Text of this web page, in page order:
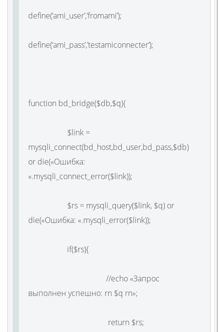
define(‘ami_user’,’fromami’);
define(‘ami_pass’,’testamiconnecter’);
function bd_bridge($db,$q){
$link =
mysqli_connect(bd_host,bd_user,bd_pass,$db)
or die(«Ошибка:
«.mysqli_connect_error($link));
$rs = mysqli_query($link, $q) or
die(«Ошибка: «.mysqli_error($link));
if($rs){
//echo «Запрос
выполнен успешно: rn $q rn»;
return $rs;